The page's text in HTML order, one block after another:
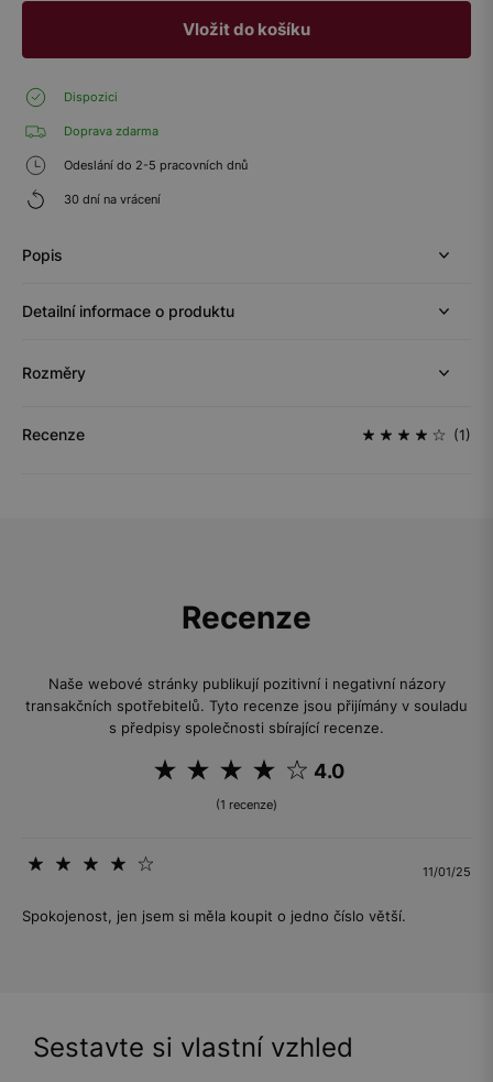
Vložit do košíku
Dispozici
Doprava zdarma
Odeslání do 2-5 pracovních dnů
30 dní na vrácení
Popis
Detailní informace o produktu
Rozměry
Recenze (1)
Recenze
Naše webové stránky publikují pozitivní i negativní názory
transakčních spotřebitelů. Tyto recenze jsou přijímány v souladu
s předpisy společnosti sbírající recenze.
4.0
(1 recenze)
11/01/25
Spokojenost, jen jsem si měla koupit o jedno číslo větší.
Sestavte si vlastní vzhled